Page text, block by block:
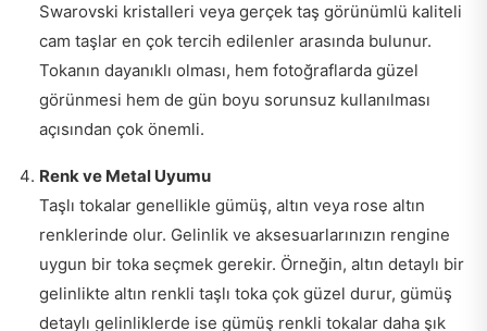
Swarovski kristalleri veya gerçek taş görünümlü kaliteli
cam taşlar en çok tercih edilenler arasında bulunur.
Tokanın dayanıklı olması, hem fotoğraflarda güzel
görünmesi hem de gün boyu sorunsuz kullanılması
açısından çok önemli.
Renk ve Metal Uyumu
Taşlı tokalar genellikle gümüş, altın veya rose altın
renklerinde olur. Gelinlik ve aksesuarlarınızın rengine
uygun bir toka seçmek gerekir. Örneğin, altın detaylı bir
gelinlikte altın renkli taşlı toka çok güzel durur, gümüş
detaylı gelinliklerde ise gümüş renkli tokalar daha şık